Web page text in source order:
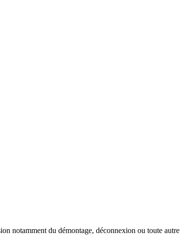
notamment du démontage, déconnexion ou toute